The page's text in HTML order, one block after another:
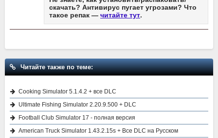
скачать? Антивирус пугает угрозами? Что
такое репак — читайте тут.
Читайте также по теме:
Cooking Simulator 5.1.4.2 + все DLC
Ultimate Fishing Simulator 2.20.9.500 + DLC
Football Club Simulator 17 - полная версия
American Truck Simulator 1.43.2.15s + Все DLC на Русском